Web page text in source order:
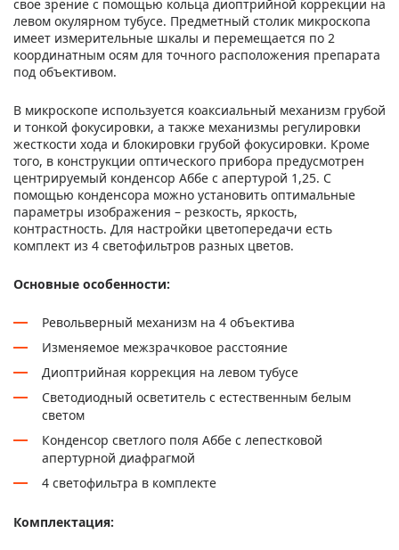
свое зрение с помощью кольца диоптрийной коррекции на
левом окулярном тубусе. Предметный столик микроскопа
имеет измерительные шкалы и перемещается по 2
координатным осям для точного расположения препарата
под объективом.
В микроскопе используется коаксиальный механизм грубой
и тонкой фокусировки, а также механизмы регулировки
жесткости хода и блокировки грубой фокусировки. Кроме
того, в конструкции оптического прибора предусмотрен
центрируемый конденсор Аббе с апертурой 1,25. С
помощью конденсора можно установить оптимальные
параметры изображения – резкость, яркость,
контрастность. Для настройки цветопередачи есть
комплект из 4 светофильтров разных цветов.
Основные особенности:
Револьверный механизм на 4 объектива
Изменяемое межзрачковое расстояние
Диоптрийная коррекция на левом тубусе
Светодиодный осветитель с естественным белым
светом
Конденсор светлого поля Аббе с лепестковой
апертурной диафрагмой
4 светофильтра в комплекте
Комплектация: